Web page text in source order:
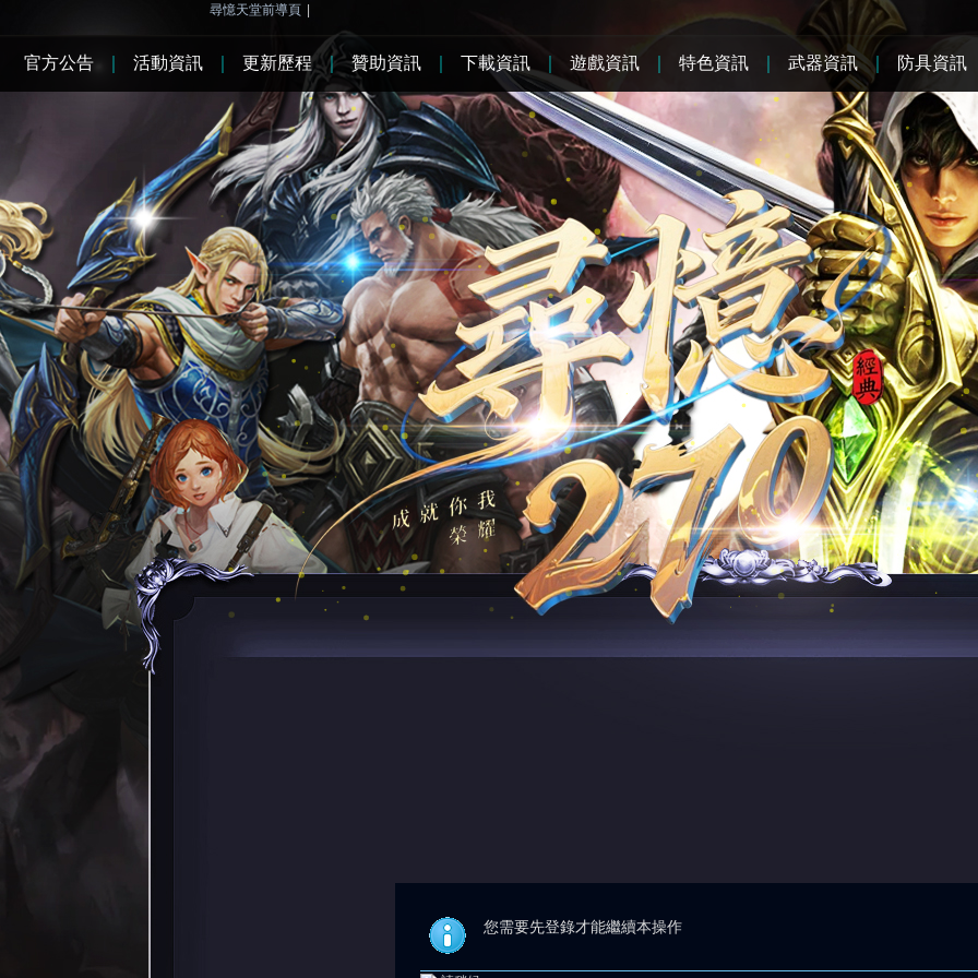
尋憶天堂前導頁
您需要先登錄才能繼續本操作